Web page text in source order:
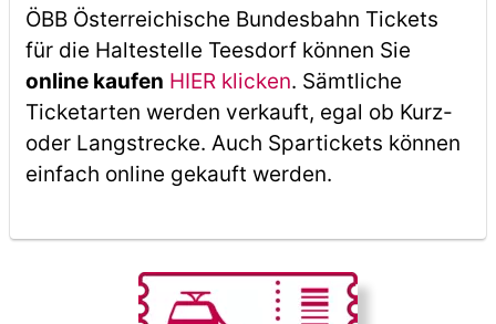
ÖBB Österreichische Bundesbahn Tickets
für die Haltestelle Teesdorf können Sie
online kaufen HIER klicken. Sämtliche
Ticketarten werden verkauft, egal ob Kurz-
oder Langstrecke. Auch Spartickets können
einfach online gekauft werden.